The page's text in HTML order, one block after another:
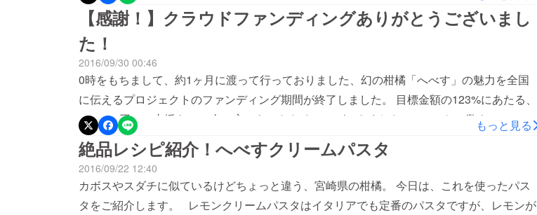
ております。 内容をご確認いただきましてご返信をお願い致します。 万が一、届いていな
いという方がいらっしゃいましたら、 okada@ande-ande.net（岡田宛） までご連絡をお願
い致します。 お知らせは以上になります。 何卒よろしくお願い致します。
【感謝！】クラウドファンディングありがとうございまし
た！
2016/09/30 00:46
0時をもちまして、約1ヶ月に渡って行っておりました、幻の柑橘「へべす」の魅力を全国
に伝えるプロジェクトのファンディング期間が終了しました。 目標金額の123%にあたる、
615,000円のご支援を、77名の方からいただくことができました。 いいねの数も、2625と
いう非常に多くの数を集めることができました！ ご支援いただいた皆様、本当にありがと
うございます。 最高のへべすをお届けする準備を整え、皆様のもとにお届けできるように
いたします。 これをきっかけに、東京でのイベントやPRも更に加速させていきますので、
何卒よろしくお願い致します！今後のご案内や活動なども、随時お知らせさせていただきま
もっと見る
絶品レシピ紹介！へべすクリームパスタ
2016/09/22 12:40
カボスやスダチに似ているけどちょっと違う、宮崎県の柑橘。 今日は、これを使ったパス
タをご紹介します。 レモンクリームパスタはイタリアでも定番のパスタですが、レモンが